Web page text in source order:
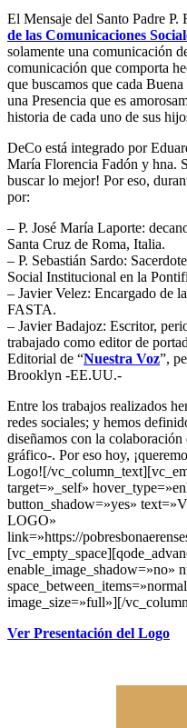
El Mensaje del Santo Padre P.
de las Comunicaciones
solamente una comunicación
comunicación que comporta
que buscamos que cada
una Presencia que es
historia de cada uno de sus
DeCo está integrado por
María Florencia Fadón y hna.
buscar lo mejor! Por eso,
por:
– P. José María Laporte:
Santa Cruz de Roma, Italia.
– P. Sebastián Sardo:
Social Institucional en la
– Javier Velez: Encargado de
FASTA.
– Javier Badajoz: Escritor,
trabajado como editor de
Editorial de “Nuestra Voz”,
Brooklyn -EE.UU.-
Entre los trabajos realizados
redes sociales; y hemos
diseñamos con la
gráfico-. Por eso hoy,
Logo![/
target=»_self»
button_shadow=»yes»
LOGO»
link=»https://
enable_image_shadow=»no»
image_size=»full»][/
Ver Presentación del Logo